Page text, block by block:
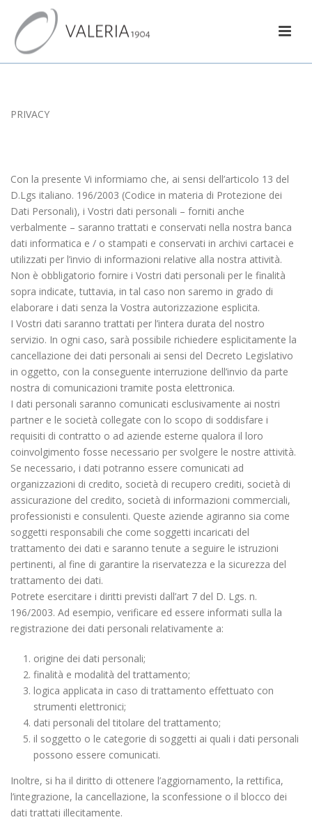
PRIVACY
Con la presente Vi informiamo che, ai sensi dell’articolo 13 del
D.Lgs italiano. 196/2003 (Codice in materia di Protezione dei
Dati Personali), i Vostri dati personali – forniti anche
verbalmente – saranno trattati e conservati nella nostra banca
dati informatica e / o stampati e conservati in archivi cartacei e
utilizzati per l’invio di informazioni relative alla nostra attività.
Non è obbligatorio fornire i Vostri dati personali per le finalità
sopra indicate, tuttavia, in tal caso non saremo in grado di
elaborare i dati senza la Vostra autorizzazione esplicita.
I Vostri dati saranno trattati per l’intera durata del nostro
servizio. In ogni caso, sarà possibile richiedere esplicitamente la
cancellazione dei dati personali ai sensi del Decreto Legislativo
in oggetto, con la conseguente interruzione dell’invio da parte
nostra di comunicazioni tramite posta elettronica.
I dati personali saranno comunicati esclusivamente ai nostri
partner e le società collegate con lo scopo di soddisfare i
requisiti di contratto o ad aziende esterne qualora il loro
coinvolgimento fosse necessario per svolgere le nostre attività.
Se necessario, i dati potranno essere comunicati ad
organizzazioni di credito, società di recupero crediti, società di
assicurazione del credito, società di informazioni commerciali,
professionisti e consulenti. Queste aziende agiranno sia come
soggetti responsabili che come soggetti incaricati del
trattamento dei dati e saranno tenute a seguire le istruzioni
pertinenti, al fine di garantire la riservatezza e la sicurezza del
trattamento dei dati.
Potrete esercitare i diritti previsti dall’art 7 del D. Lgs. n.
196/2003. Ad esempio, verificare ed essere informati sulla la
registrazione dei dati personali relativamente a:
origine dei dati personali;
finalità e modalità del trattamento;
logica applicata in caso di trattamento effettuato con
strumenti elettronici;
dati personali del titolare del trattamento;
il soggetto o le categorie di soggetti ai quali i dati personali
possono essere comunicati.
Inoltre, si ha il diritto di ottenere l’aggiornamento, la rettifica,
l’integrazione, la cancellazione, la sconfessione o il blocco dei
dati trattati illecitamente.